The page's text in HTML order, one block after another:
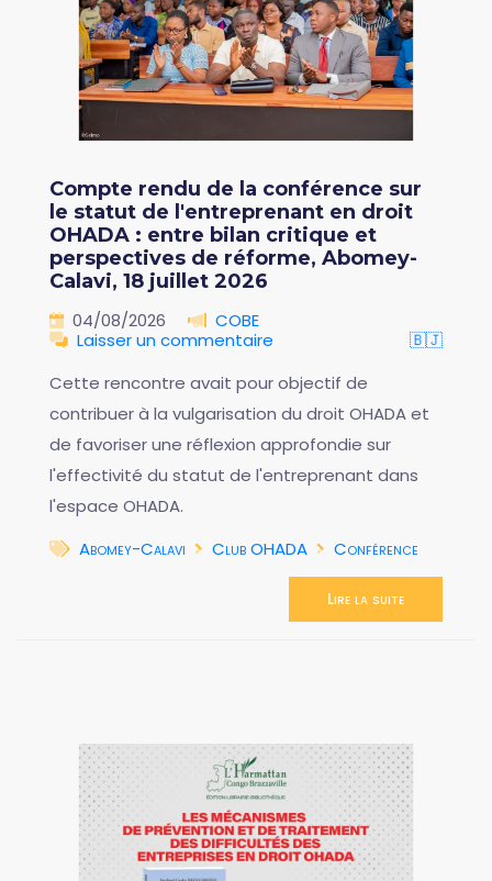
Compte rendu de la conférence sur
le statut de l'entreprenant en droit
OHADA : entre bilan critique et
perspectives de réforme, Abomey-
Calavi, 18 juillet 2026
04/08/2026
COBE
Laisser un commentaire
🇧🇯
Cette rencontre avait pour objectif de
contribuer à la vulgarisation du droit OHADA et
de favoriser une réflexion approfondie sur
l'effectivité du statut de l'entreprenant dans
l'espace OHADA.
Abomey-Calavi
Club OHADA Conférence
Lire la suite